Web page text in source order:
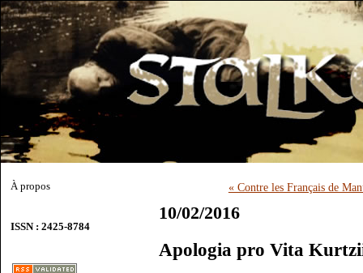
À propos
ISSN : 2425-8784
« Contre les Français de
10/02/2016
Apologia pro Vita